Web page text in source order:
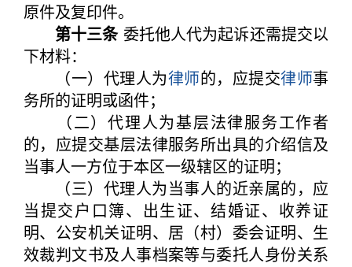
原件及复印件。
第十三条委托他人代为起诉还需提交以
下材料：
（一）代理人为律师的，应提交律师事
务所的证明或函件；
（二）代理人为基层法律服务工作者
的，应提交基层法律服务所出具的介绍信及
当事人一方位于本区一级辖区的证明；
（三）代理人为当事人的近亲属的，应
当提交户口簿、出生证、结婚证、收养证
明、公安机关证明、居（村）委会证明、生
效裁判文书及人事档案等与委托人身份关系